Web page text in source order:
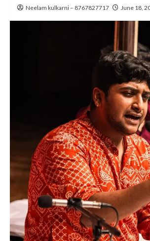
Neelam kulkarni – 8767827717 June 18,